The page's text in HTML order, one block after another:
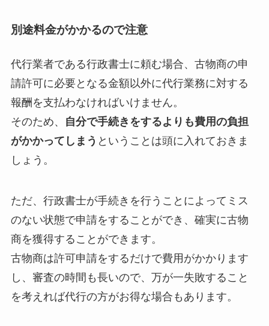
別途料金がかかるので注意
代行業者である行政書士に頼む場合、古物商の申
請許可に必要となる金額以外に代行業務に対する
報酬を支払わなければいけません。
そのため、
自分で手続きをするよりも費用の負担
がかかってしまう ということは頭に入れておきま
しょう。
ただ、行政書士が手続きを行うことによってミス
のない状態で申請をすることができ、確実に古物
商を獲得することができます。
古物商は許可申請をするだけで費用がかかります
し、審査の時間も長いので、万が一失敗すること
を考えれば代行の方がお得な場合もあります。